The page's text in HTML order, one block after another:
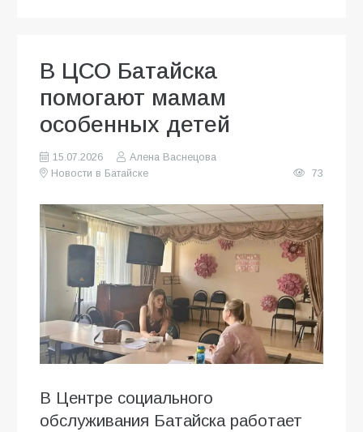
В ЦСО Батайска
помогают мамам
особенных детей
15.07.2026
Алена Васнецова
Новости в Батайске
73
В Центре социального
обслуживания Батайска работает